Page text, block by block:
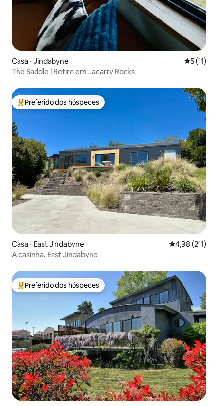
Casa ⋅ Jindabyne 5 de uma
5 (11)
The Saddle | Retiro em Jacarry Rocks
Entre os melhores preferidos dos hóspedes
Preferido dos hóspedes
Casa ⋅ East Jindabyne 4,98 de uma
4,98 (211)
A casinha, East Jindabyne
Entre os melhores preferidos dos hóspedes
Preferido dos hóspedes